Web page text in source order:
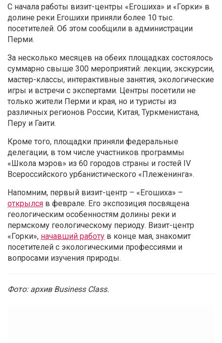
С начала работы визит-центры «Егошиха» и «Горки» в
долине реки Егошихи приняли более 10 тыс.
посетителей. Об этом сообщили в администрации
Перми.
За несколько месяцев на обеих площадках состоялось
суммарно свыше 300 мероприятий: лекции, экскурсии,
мастер-классы, интерактивные занятия, экологические
игры и встречи с экспертами. Центры посетили не
только жители Перми и края, но и туристы из
различных регионов России, Китая, Туркменистана,
Перу и Гаити.
Кроме того, площадки приняли федеральные
делегации, в том числе участников программы
«Школа мэров» из 60 городов страны и гостей IV
Всероссийского урбанистического «Плеженинга».
Напомним, первый визит-центр – «Егошиха» –
открылся в феврале. Его экспозиция посвящена
геологическим особенностям долины реки и
пермскому геологическому периоду. Визит-центр
«Горки», начавший работу в конце мая, знакомит
посетителей с экологическими профессиями и
вопросами изучения природы.
Фото: архив Business Class.